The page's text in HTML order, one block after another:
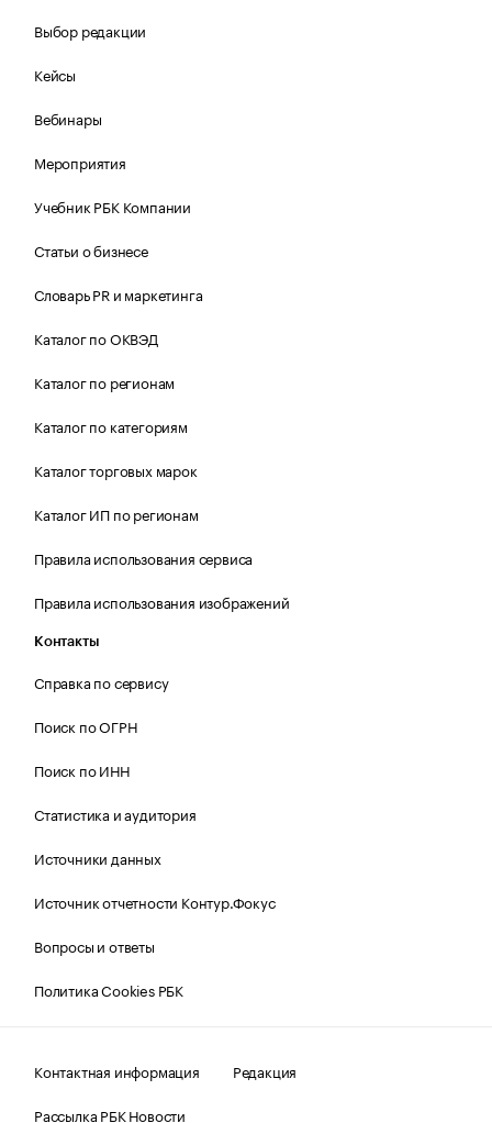
Выбор редакции
Кейсы
Вебинары
Мероприятия
Учебник РБК Компании
Статьи о бизнесе
Словарь PR и маркетинга
Каталог по ОКВЭД
Каталог по регионам
Каталог по категориям
Каталог торговых марок
Каталог ИП по регионам
Правила использования сервиса
Правила использования изображений
Контакты
Справка по сервису
Поиск по ОГРН
Поиск по ИНН
Статистика и аудитория
Источники данных
Источник отчетности Контур.Фокус
Вопросы и ответы
Политика Cookies РБК
Контактная информация
Редакция
Рассылка РБК Новости